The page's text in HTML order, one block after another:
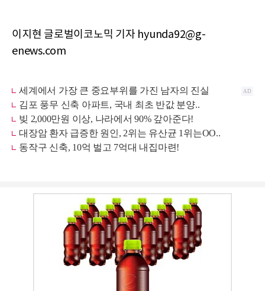
이지현 글로벌이코노믹 기자 hyunda92@g-
enews.com